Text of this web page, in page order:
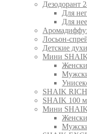
Дезодорант
Для
Для нее
Лосьон-
Детские
Мини
SHAIK
SHAIK 100
Мини